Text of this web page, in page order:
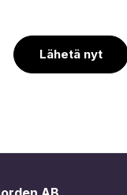
Lähetä nyt